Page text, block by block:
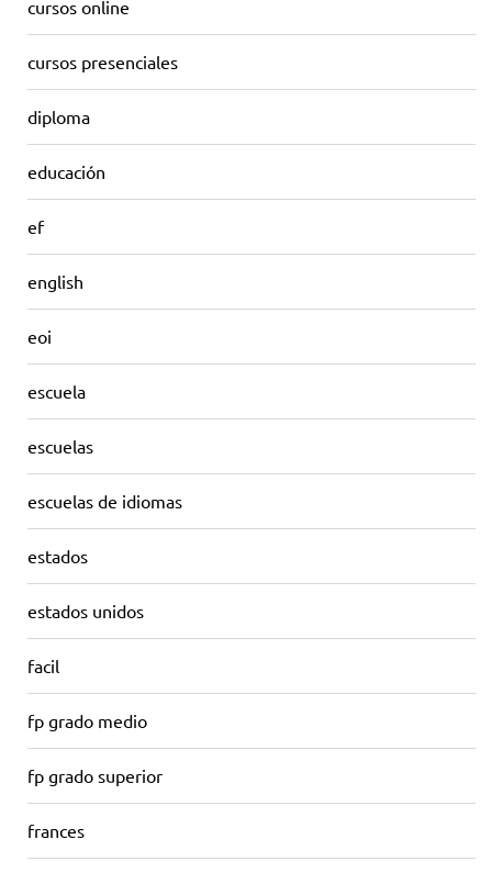
cursos online
cursos presenciales
diploma
educación
ef
english
eoi
escuela
escuelas
escuelas de idiomas
estados
estados unidos
facil
fp grado medio
fp grado superior
frances